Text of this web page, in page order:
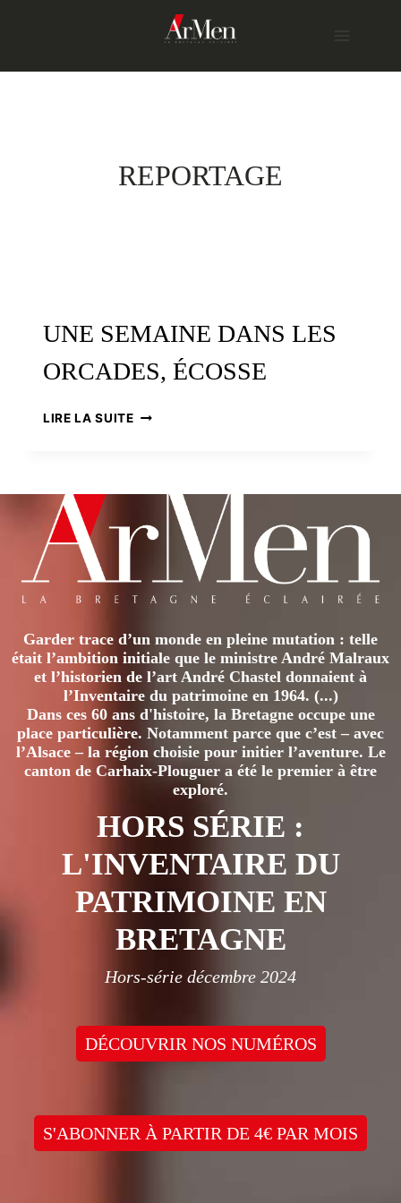
REPORTAGE
UNE SEMAINE DANS LES
ORCADES, ÉCOSSE
LIRE LA SUITEUNE
ÉCOSSE
Garder trace d’un monde en pleine mutation : telle
était l’ambition initiale que le ministre André Malraux
et l’historien de l’art André Chastel donnaient à
l’Inventaire du patrimoine en 1964. (...)
Dans ces 60 ans d'histoire, la Bretagne occupe une
place particulière. Notamment parce que c’est – avec
l’Alsace – la région choisie pour initier l’aventure. Le
canton de Carhaix-Plouguer a été le premier à être
exploré.
HORS SÉRIE :
L'INVENTAIRE DU
PATRIMOINE EN
BRETAGNE
Hors-série décembre 2024
DÉCOUVRIR NOS NUMÉROS
S'ABONNER À PARTIR DE 4€ PAR MOIS